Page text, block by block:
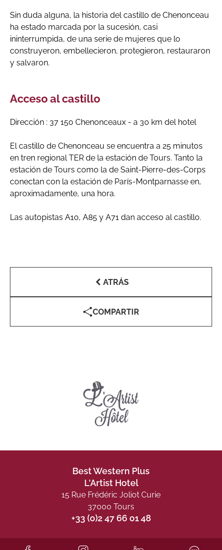
Sin duda alguna, la historia del castillo de Chenonceau
ha estado marcada por la sucesión, casi
ininterrumpida, de una serie de mujeres que lo
construyeron, embellecieron, protegieron, restauraron
y salvaron.
Acceso al castillo
Dirección : 37 150 Chenonceaux - a 30 km del hotel
El castillo de Chenonceau se encuentra a 25 minutos
en tren regional TER de la estación de Tours. Tanto la
estación de Tours como la de Saint-Pierre-des-Corps
conectan con la estación de París-Montparnasse en,
aproximadamente, una hora.
Las autopistas A10, A85 y A71 dan acceso al castillo.
ATRÁS
COMPARTIR
Best Western Plus
L'Artist Hotel
15 Rue Frédéric Joliot Curie
37000 Tours
+33 (0)2 47 66 01 48